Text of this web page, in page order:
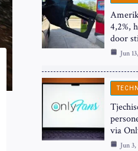
4,2%,
door
Jun
via
Jun